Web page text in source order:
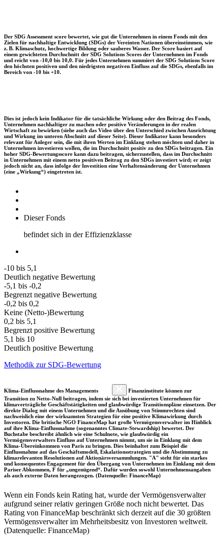
Der SDG Assessment score bewertet, wie gut die Unternehmen in einem Fonds mit den
Zielen für nachhaltige Entwicklung (SDGs) der Vereinten Nationen übereinstimmen, wie
z. B. Klimaschutz, hochwertige Bildung oder sauberes Wasser. Der Score basiert auf
einem gewichteten Durchschnitt der SDG Solutions Scores der Unternehmen im Fonds
und reicht von -10,0 bis 10,0. Für jedes Unternehmen summiert der SDG Solutions Score
den höchsten positiven und den niedrigsten negativen Einfluss auf die SDGs, ebenfalls im
Bereich von -10 bis +10.
Dies ist jedoch kein Indikator für die tatsächliche Wirkung oder den Beitrag des Fonds,
Unternehmen nachhaltiger zu machen oder positive Veränderungen in der realen
Wirtschaft zu bewirken (siehe auch das Video über den Unterschied zwischen Ausrichtung
und Wirkung im unteren Abschnitt auf dieser Seite). Dieser Indikator kann besonders
relevant für Anleger sein, die mit ihren Werten im Einklang stehen möchten und daher in
Unternehmen investieren wollen, die im Durchschnitt positiv zu den SDGs beitragen. Ein
hoher SDG-Bewertungsscore kann dazu beitragen, sicherzustellen, dass im Durchschnitt
in Unternehmen mit einem netto positiven Beitrag zu den SDGs investiert wird; er zeigt
jedoch nicht an, dass infolge der Investition eine Verhaltensänderung der Unternehmen
(eine „Wirkung“) eingetreten ist.
Dieser Fonds
befindet sich in der Effizienzklasse
-10 bis 5,1
Deutlich negative Bewertung
-5,1 bis -0,2
Begrenzt negative Bewertung
-0,2 bis 0,2
Keine (Netto-)Bewertung
0,2 bis 5,1
Begrenzt positive Bewertung
5,1 bis 10
Deutlich positive Bewertung
Methodik zur SDG-Bewertung
Klima-Einflussnahme des Managements
Finanzinstitute können zur
Transition zu Netto-Null beitragen, indem sie sich bei investierten Unternehmen für
klimaverträgliche Geschäftstätigkeiten und glaubwürdige Transitionspläne einsetzen. Der
direkte Dialog mit einem Unternehmen und die Ausübung von Stimmrechten sind
nachweislich eine der wirksamsten Strategien für eine positive Klimawirkung durch
Investoren. Die britische NGO FinanceMap hat große Vermögensverwalter im Hinblick
auf ihre Klima-Einflussnahme (sogenanntes Climate-Stewardship) bewertet. Der
Buchstabe beschreibt ähnlich wie eine Schulnote, wie glaubwürdig ein
Vermögensverwalters Einfluss auf Unternehmen nimmt, um sie in Einklang mit dem
Klima-Übereinkommen von Paris zu bringen. Dies beinhaltet zum Beispiel die
Einflussnahme auf das Geschäftsmodell, Eskalationsstrategien und die Abstimmung zu
klimarelevanten Resolutionen auf Aktionärsversammlungen. "A" steht für ein starkes
und konsequentes Engagement für den Übergang von Unternehmen im Einklang mit dem
Pariser Abkommen, F für „ungenügend“. Dafür wurden sowohl Unternehmensangaben
als auch externe Daten herangezogen. (Datenquelle: FinanceMap)
Wenn ein Fonds kein Rating hat, wurde der Vermögensverwalter
aufgrund seiner relativ geringen Größe noch nicht bewertet. Das
Rating von FinanceMap beschränkt sich derzeit auf die 30 größten
Vermögensverwalter im Mehrheitsbesitz von Investoren weltweit.
(Datenquelle: FinanceMap)